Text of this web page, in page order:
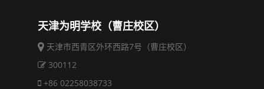
天津为明学校（曹庄校区）
天津市西青区外环西路7号（曹庄校区）
300112
+86 02258038733